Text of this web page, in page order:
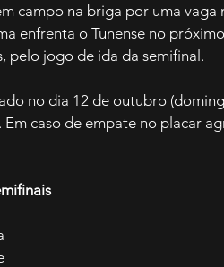
campo na briga por uma
enfrenta o Tunense no
pelo jogo de ida da semifinal.
no dia 12 de outubro
caso de empate no placar